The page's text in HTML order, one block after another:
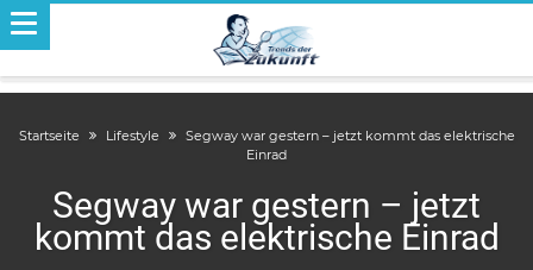
Startseite Lifestyle
Segway war gestern – jetzt kommt das elektrische
Einrad
Segway war gestern – jetzt
kommt das elektrische Einrad